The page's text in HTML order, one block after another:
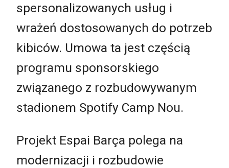
spersonalizowanych usług i
wrażeń dostosowanych do potrzeb
kibiców. Umowa ta jest częścią
programu sponsorskiego
związanego z rozbudowywanym
stadionem Spotify Camp Nou.
Projekt Espai Barça polega na
modernizacji i rozbudowie